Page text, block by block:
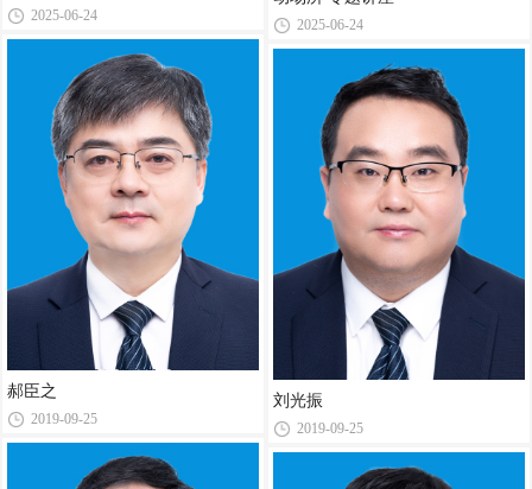
2025-06-24
郝臣之
2019-09-25
2025-06-24
刘光振
2019-09-25